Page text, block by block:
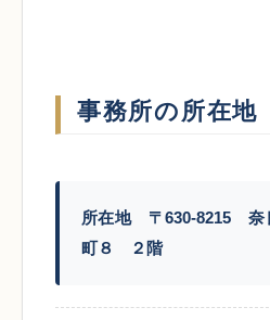
事務所の所在地
所在地 〒630-8215 奈
町８ ２階